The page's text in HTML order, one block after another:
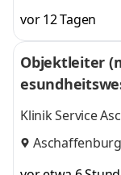
Frankfurt/M.,
Kaiserslautern,
Karlsruhe,
Ludwigshafen/
Worms,
vor 12 Tagen
Objektleiter
Klinik Service
Aschaffenburg